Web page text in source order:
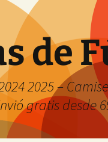
de
2025 –
gratis desde